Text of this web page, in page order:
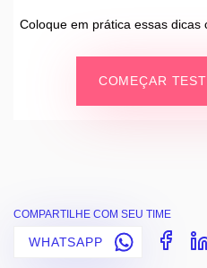
Coloque em prática essas dicas
COMEÇAR
COMPARTILHE COM SEU TIME
WHATSAPP